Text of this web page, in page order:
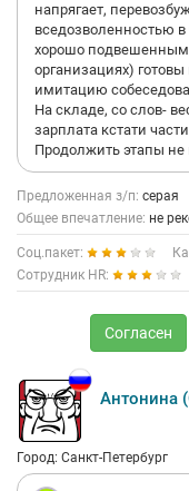
напрягает,
вседозволенностью
хорошо подвешенным
организациях)
имитацию
На складе, со слов-
зарплата кстати
Продолжить этапы не
Предложенная з/п: серая
Общее впечатление: не
Соц.пакет:
Сотрудник HR:
Согласен
Антонина
Город: Санкт-Петербург